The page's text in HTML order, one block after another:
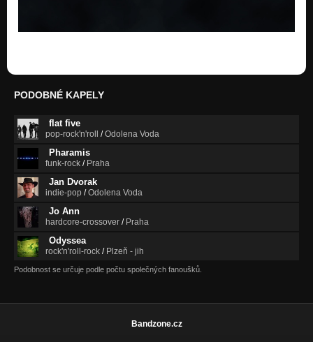
PODOBNÉ KAPELY
flat five
pop-rock'n'roll /Odolena Voda
Pharamis
funk-rock / Praha
Jan Dvorak
indie-pop /Odolena Voda
Jo Ann
hardcore-crossover / Praha
Odyssea
rock'n'roll-rock / Plzeň - jih
Podobnost se určuje podle počtu společných fanoušků.
Bandzone.cz